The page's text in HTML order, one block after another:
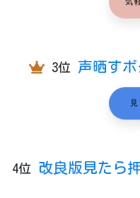
気
3位 声晒す
4位 改良版見たら